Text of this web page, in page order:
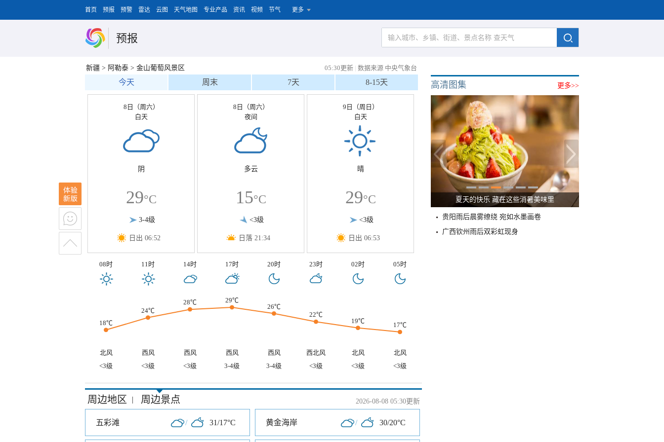
首页 预报 预警 雷达 云图 天气地图 专业产品 资讯 视频 节气 更多
预报
新疆 > 阿勒泰 > 金山葡萄风景区 05:30更新 | 数据来源 中央气象台
今天 周末 7天 8-15天
8日（周六）
白天
阴
29°C
3-4级
日出 06:52
8日（周六）
夜间
多云
15°C
<3级
日落 21:34
9日（周日）
白天
晴
29°C
<3级
日出 06:53
08时 11时 14时 17时 20时 23时 02时 05时
18℃
24℃
28℃
29℃
26℃
22℃
19℃
17℃
北风 西风 西风 西风 西风 西北风 北风
北风
<3级
<3级 <3级 3-4级 3-4级 <3级 <3级 <3级
周边地区 | 周边景点 2026-08-08 05:30更新
五彩滩 / 31/17°C 黄金海岸 / 30/20°C
更多>>
高清图集
夏天的快乐 藏在这些消暑美味里
贵阳雨后晨雾缭绕 宛如水墨画卷
广西钦州雨后双彩虹现身